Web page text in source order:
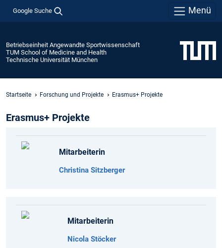
Google Suche Menü
Betriebseinheit Angewandte Sportwissenschaft
TUM School of Medicine and Health
Technische Universität München
Startseite Forschung und Projekte Erasmus+ Projekte
Erasmus+ Projekte
Mitarbeiterin
Christina Sitzberger
Mitarbeiterin
Nicola Stöcker